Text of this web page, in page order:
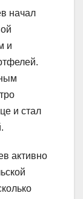
начал
и
и стал
активно